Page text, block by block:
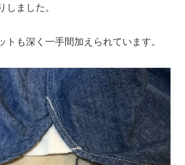
しました。
トも深く一手間加えられています。